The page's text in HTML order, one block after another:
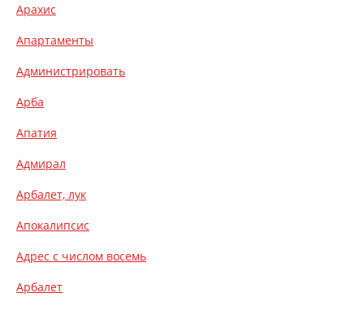
Арахис
Апартаменты
Администрировать
Арба
Апатия
Адмирал
Арбалет, лук
Апокалипсис
Адрес с числом восемь
Арбалет